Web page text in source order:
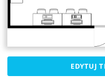
EDYTUJ